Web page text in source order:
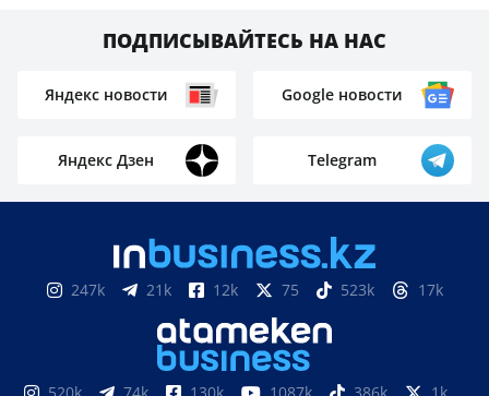
ПОДПИСЫВАЙТЕСЬ НА НАС
Яндекс новости Google новости
Яндекс Дзен Telegram
247k 21k 12k 75 523k 17k